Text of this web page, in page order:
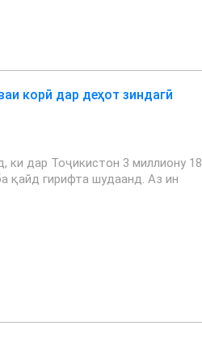
корӣ дар деҳот зиндагӣ
ки дар Тоҷикистон 3 миллиону 18
қайд гирифта шудаанд. Аз ин